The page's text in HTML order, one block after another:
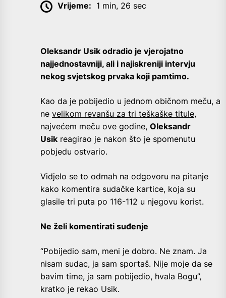
Vrijeme: 1 min, 26 sec
Oleksandr Usik odradio je vjerojatno
najjednostavniji, ali i najiskreniji intervju
nekog svjetskog prvaka koji pamtimo.
Kao da je pobijedio u jednom običnom meču, a
ne velikom revanšu za tri teškaške titule,
najvećem meču ove godine, Oleksandr
Usik reagirao je nakon što je spomenutu
pobjedu ostvario.
Vidjelo se to odmah na odgovoru na pitanje
kako komentira sudačke kartice, koja su
glasile tri puta po 116-112 u njegovu korist.
Ne želi komentirati suđenje
“Pobijedio sam, meni je dobro. Ne znam. Ja
nisam sudac, ja sam sportaš. Nije moje da se
bavim time, ja sam pobijedio, hvala Bogu”,
kratko je rekao Usik.